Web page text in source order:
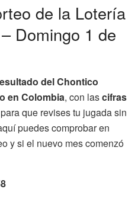
de la Lotería
Domingo 1 de
del Chontico
en Colombia, con lascifras
que revises tu jugada sin
puedes comprobar en
y si el nuevo mes comenzó